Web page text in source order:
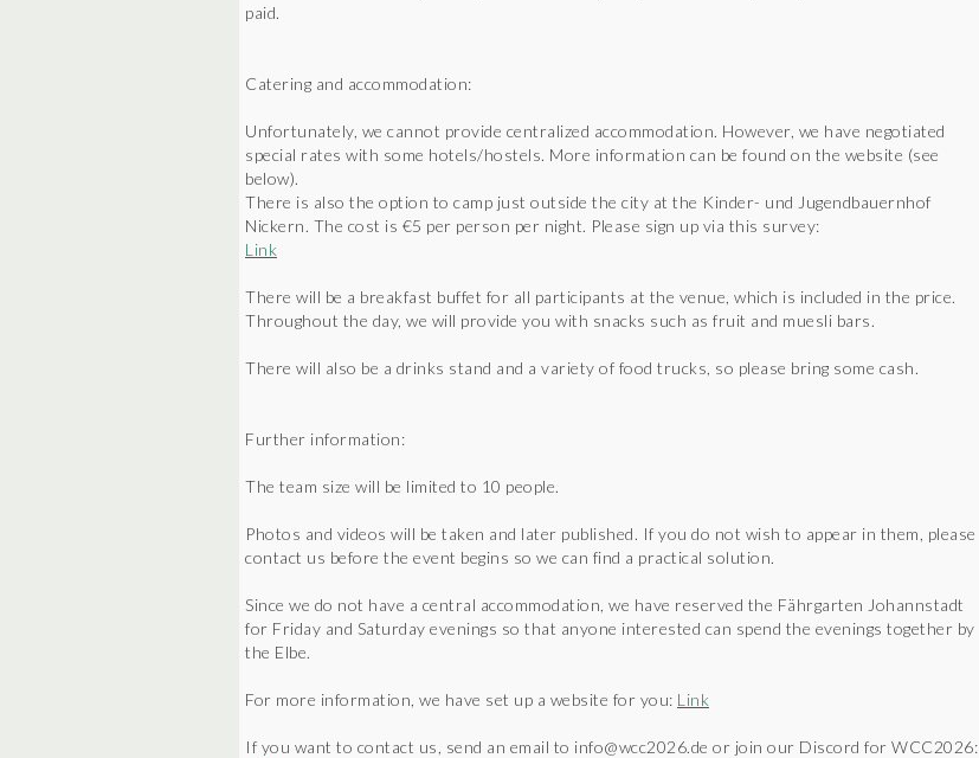
paid.
Catering and accommodation:
Unfortunately, we cannot provide centralized accommodation. However, we have negotiated
special rates with some hotels/hostels. More information can be found on the website (see
below).
There is also the option to camp just outside the city at the Kinder- und Jugendbauernhof
Nickern. The cost is €5 per person per night. Please sign up via this survey:
Link
There will be a breakfast buffet for all participants at the venue, which is included in the price.
Throughout the day, we will provide you with snacks such as fruit and muesli bars.
There will also be a drinks stand and a variety of food trucks, so please bring some cash.
Further information:
The team size will be limited to 10 people.
Photos and videos will be taken and later published. If you do not wish to appear in them, please
contact us before the event begins so we can find a practical solution.
Since we do not have a central accommodation, we have reserved the Fährgarten Johannstadt
for Friday and Saturday evenings so that anyone interested can spend the evenings together by
the Elbe.
For more information, we have set up a website for you: Link
If you want to contact us, send an email to info@wcc2026.de or join our Discord for WCC2026: